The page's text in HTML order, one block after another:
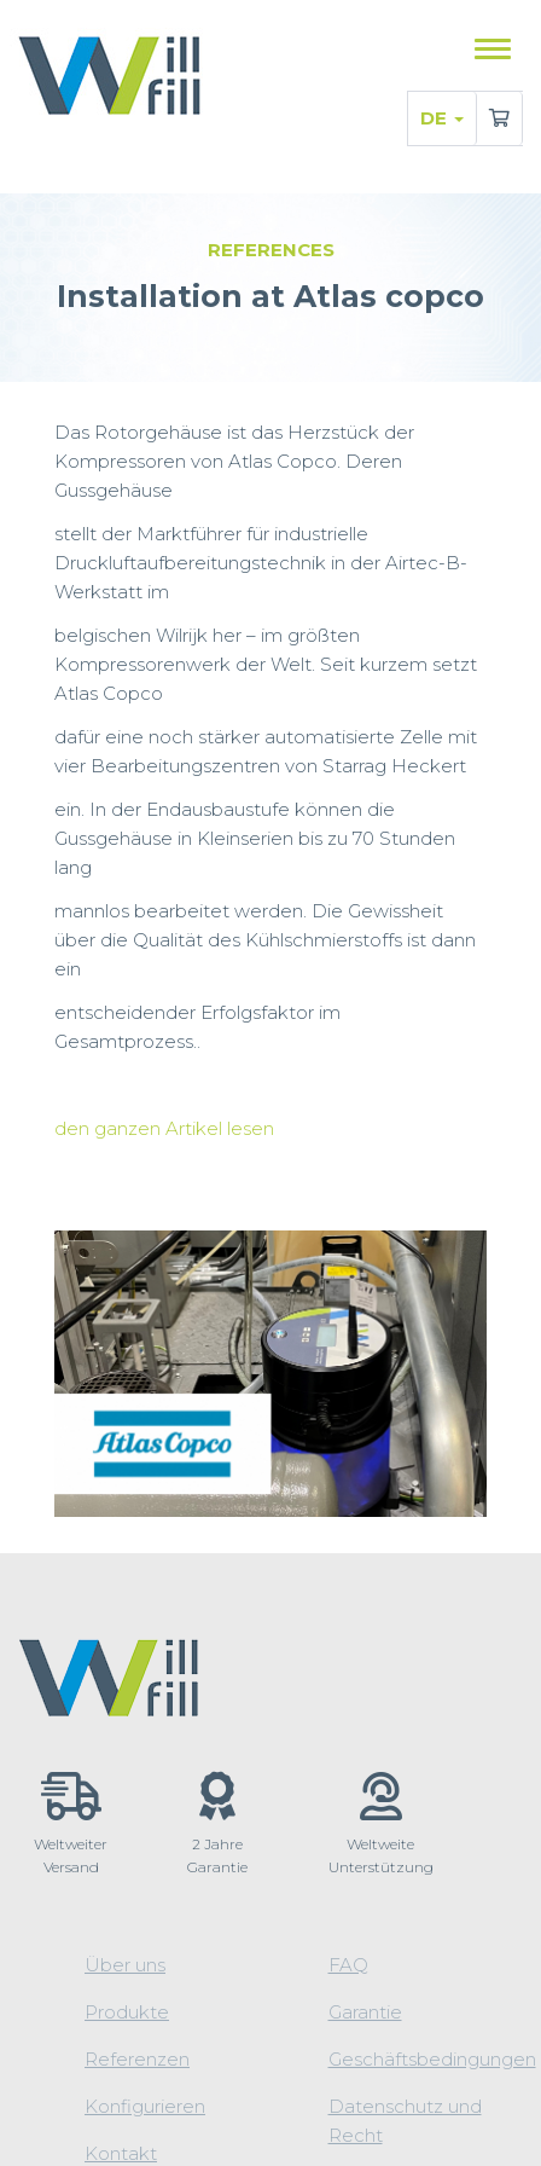
DE
REFERENCES
Installation at Atlas copco
Das Rotorgehäuse ist das Herzstück der
Kompressoren von Atlas Copco. Deren
Gussgehäuse
stellt der Marktführer für industrielle
Druckluftaufbereitungstechnik in der Airtec-B-
Werkstatt im
belgischen Wilrijk her – im größten
Kompressorenwerk der Welt. Seit kurzem setzt
Atlas Copco
dafür eine noch stärker automatisierte Zelle mit
vier Bearbeitungszentren von Starrag Heckert
ein. In der Endausbaustufe können die
Gussgehäuse in Kleinserien bis zu 70 Stunden
lang
mannlos bearbeitet werden. Die Gewissheit
über die Qualität des Kühlschmierstoffs ist dann
ein
entscheidender Erfolgsfaktor im
Gesamtprozess..
den ganzen Artikel lesen
Weltweiter
Versand
2 Jahre
Garantie
Weltweite
Unterstützung
Über uns
Produkte
Referenzen
Konfigurieren
Kontakt
FAQ
Garantie
Geschäftsbedingungen
Datenschutz und
Recht